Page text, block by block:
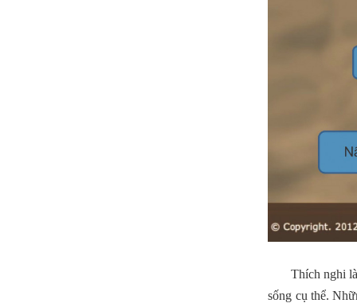
Thích nghi là
sống cụ thể.